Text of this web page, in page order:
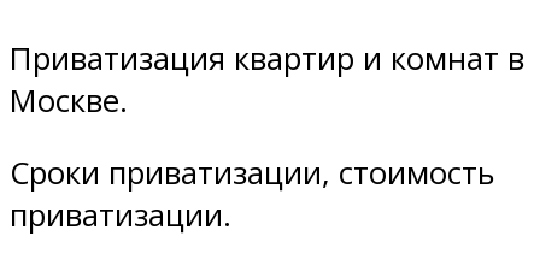
Приватизация квартир и комнат в
Москве.
Сроки приватизации, стоимость
приватизации.